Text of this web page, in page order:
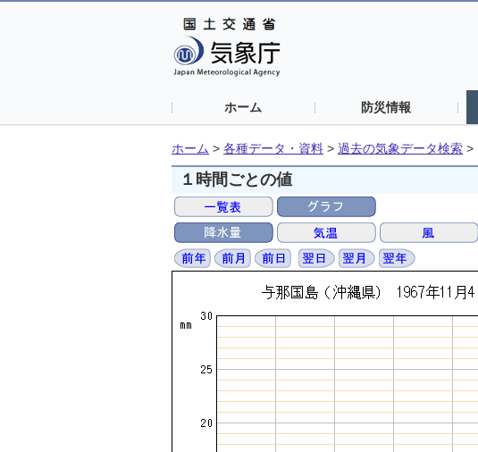
ホーム 防災情報
ホーム > 各種データ・資料 > 過去の気象データ検索 >
１時間ごとの値